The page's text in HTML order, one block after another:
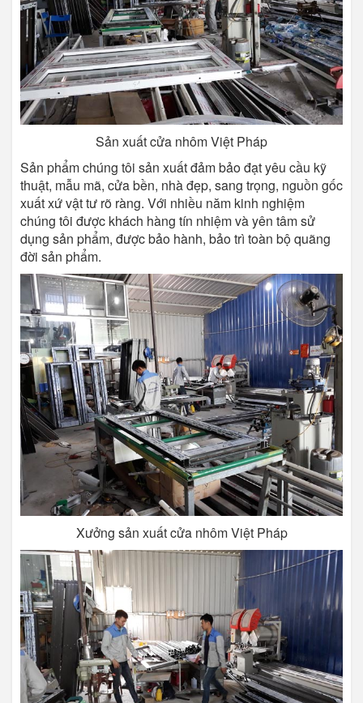
Sản xuất cửa nhôm Việt Pháp
Sản phẩm chúng tôi sản xuất đảm bảo đạt yêu cầu kỹ
thuật, mẫu mã, cửa bền, nhà đẹp, sang trọng, nguồn gốc
xuất xứ vật tư rõ ràng. Với nhiều năm kinh nghiệm
chúng tôi được khách hàng tín nhiệm và yên tâm sử
dụng sản phẩm, được bảo hành, bảo trì toàn bộ quãng
đời sản phẩm.
Xưởng sản xuất cửa nhôm Việt Pháp